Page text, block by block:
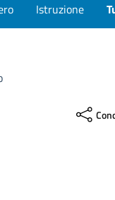
Istruzione